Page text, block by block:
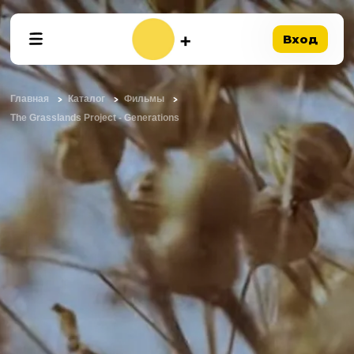
Вход
Главная Каталог
Фильмы
The Grasslands Project - Generations